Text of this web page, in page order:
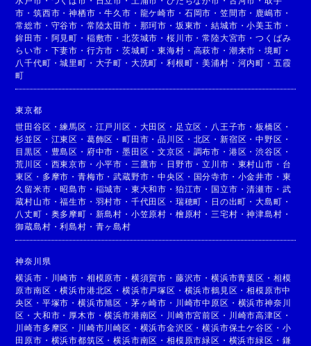
市 ・筑西市 ・神栖市 ・牛久市 ・ 龍ケ崎市 ・ 石岡市 ・ 笠間市 ・ 鹿嶋市 ・
常総市 ・ 守谷市 ・ 常陸太田市 ・ 那珂市 ・ 坂東市 ・結城市 ・小美玉市 ・
鉾田市 ・ 阿見町 ・ 稲敷市 ・北茨城市 ・桜川市 ・常陸大宮市 ・つくばみ
らい市 ・ 下妻市 ・ 行方市 ・茨城町 ・東海村 ・ 高萩市 ・ 潮来市 ・ 境町 ・
八千代町 ・城里町 ・ 大子町 ・ 大洗町 ・利根町 ・美浦村 ・ 河内町 ・ 五霞
町
東京都
世田谷区 ・練馬区 ・ 江戸川区 ・ 大田区 ・ 足立区 ・ 八王子市 ・板橋区 ・
杉並区 ・ 江東区 ・ 葛飾区 ・町田市 ・品川区 ・ 北区 ・ 新宿区 ・中野区 ・
目黒区 ・ 豊島区 ・ 府中市 ・墨田区 ・文京区 ・ 調布市 ・ 港区 ・渋谷区 ・
荒川区 ・ 西東京市 ・ 小平市 ・ 三鷹市 ・ 日野市 ・立川市 ・ 東村山市 ・ 台
東区 ・ 多摩市 ・青梅市 ・武蔵野市 ・中央区 ・ 国分寺市 ・ 小金井市 ・ 東
久留米市 ・昭島市 ・ 稲城市 ・ 東大和市 ・ 狛江市 ・ 国立市 ・清瀬市 ・ 武
蔵村山市 ・福生市 ・ 羽村市 ・ 千代田区 ・ 瑞穂町 ・ 日の出町 ・大島町 ・
八丈町 ・ 奥多摩町 ・ 新島村 ・ 小笠原村 ・ 檜原村 ・ 三宅村 ・神津島村 ・
御蔵島村 ・利島村 ・ 青ヶ島村
神奈川県
横浜市 ・ 川崎市 ・ 相模原市 ・ 横須賀市 ・ 藤沢市 ・横浜市青葉区 ・ 相模
原市南区 ・横浜市港北区 ・横浜市戸塚区 ・ 横浜市鶴見区 ・相模原市中
央区 ・ 平塚市 ・横浜市旭区 ・ 茅ヶ崎市 ・ 川崎市中原区 ・ 横浜市神奈川
区 ・大和市 ・ 厚木市 ・横浜市港南区 ・ 川崎市宮前区 ・ 川崎市高津区 ・
川崎市多摩区 ・ 川崎市川崎区 ・ 横浜市金沢区 ・横浜市保土ケ谷区 ・ 小
田原市 ・ 横浜市都筑区 ・横浜市南区 ・相模原市緑区 ・ 横浜市緑区 ・ 鎌